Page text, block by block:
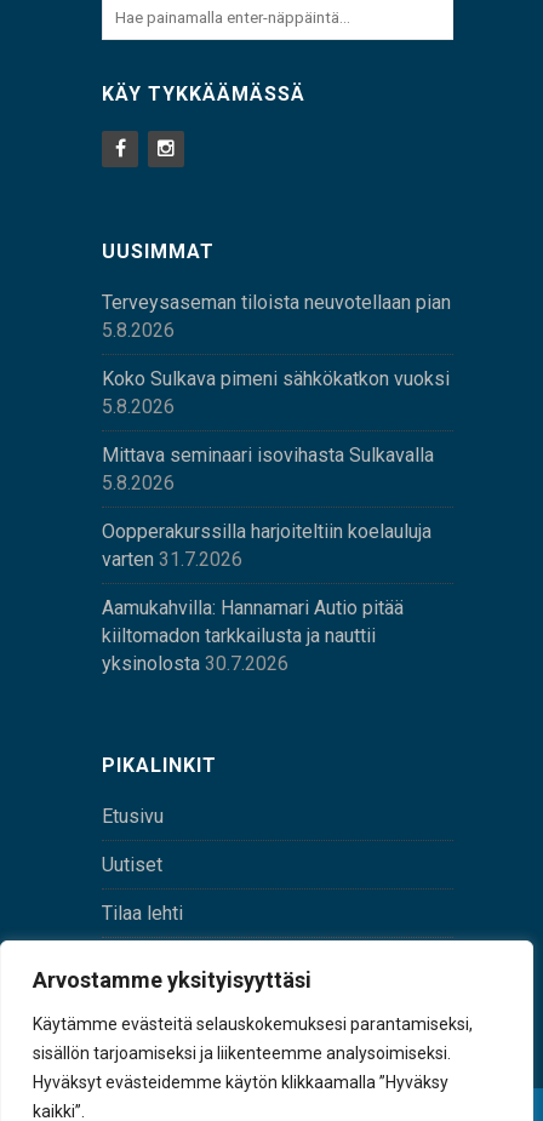
Arvostamme yksityisyyttäsi
Käytämme evästeitä selauskokemuksesi parantamiseksi,
sisällön tarjoamiseksi ja liikenteemme analysoimiseksi.
Hyväksyt evästeidemme käytön klikkaamalla ”Hyväksy
kaikki”.
KÄY TYKKÄÄMÄSSÄ
UUSIMMAT
Terveysaseman tiloista neuvotellaan pian
5.8.2026
Koko Sulkava pimeni sähkökatkon vuoksi
5.8.2026
Mittava seminaari isovihasta Sulkavalla
5.8.2026
Oopperakurssilla harjoiteltiin koelauluja
varten 31.7.2026
Aamukahvilla: Hannamari Autio pitää
kiiltomadon tarkkailusta ja nauttii
yksinolosta 30.7.2026
PIKALINKIT
Etusivu
Uutiset
Tilaa lehti